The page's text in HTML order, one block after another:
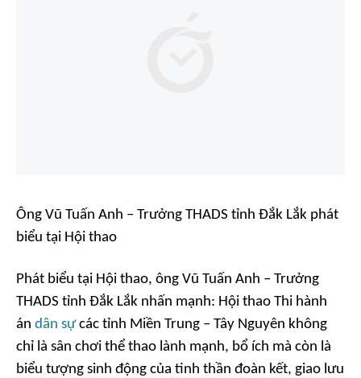
Ông Vũ Tuấn Anh – Trưởng THADS tỉnh Đắk Lắk phát
biểu tại Hội thao
Phát biểu tại Hội thao, ông Vũ Tuấn Anh – Trưởng
THADS tỉnh Đắk Lắk nhấn mạnh: Hội thao Thi hành
án dân sựcác tỉnh Miền Trung – Tây Nguyên không
chỉ là sân chơi thể thao lành mạnh, bổ ích mà còn là
biểu tượng sinh động của tinh thần đoàn kết, giao lưu